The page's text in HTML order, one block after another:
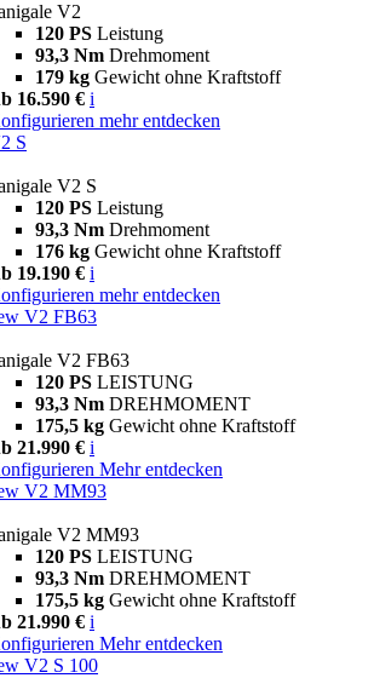
V2
120 PS Leistung
93,3 Nm Drehmoment
179 kg Gewicht ohne Kraftstoff
16.590 € i
mehr entdecken
S
V2 S
120 PS Leistung
93,3 Nm Drehmoment
176 kg Gewicht ohne Kraftstoff
19.190 € i
mehr entdecken
V2 FB63
V2 FB63
120 PS LEISTUNG
93,3 Nm DREHMOMENT
175,5 kg Gewicht ohne Kraftstoff
21.990 € i
Mehr entdecken
V2 MM93
V2 MM93
120 PS LEISTUNG
93,3 Nm DREHMOMENT
175,5 kg Gewicht ohne Kraftstoff
21.990 € i
Mehr entdecken
V2 S 100